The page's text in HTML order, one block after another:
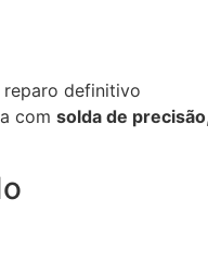
reparo definitivo
com solda de precisão